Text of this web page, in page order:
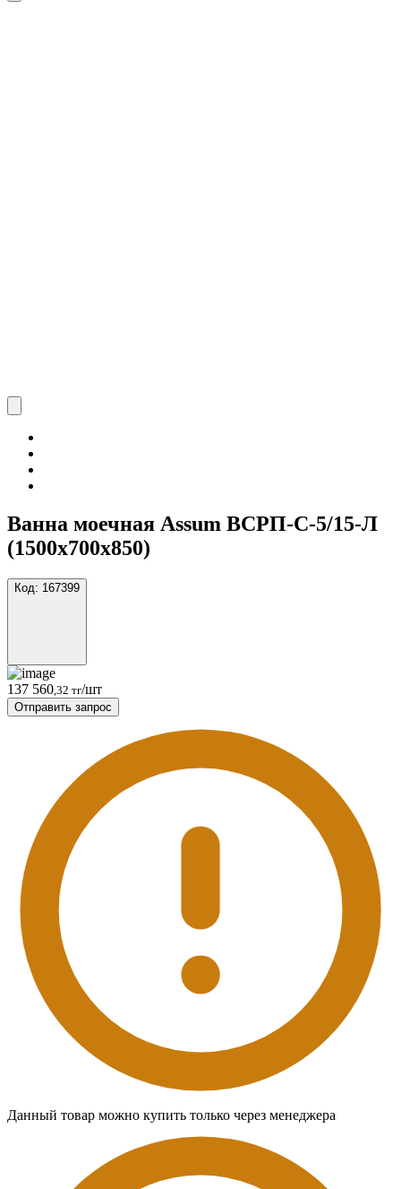
Ванна моечная Assum ВСРП-С-5/15-Л
(1500х700х850)
Код: 167399
137 560 ,32 тг/шт
Отправить запрос
Данный товар можно купить только через менеджера